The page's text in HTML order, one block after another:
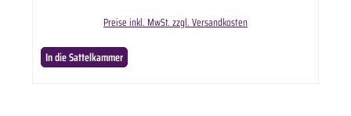
Preise inkl. MwSt. zzgl. Versandkosten
In die Sattelkammer